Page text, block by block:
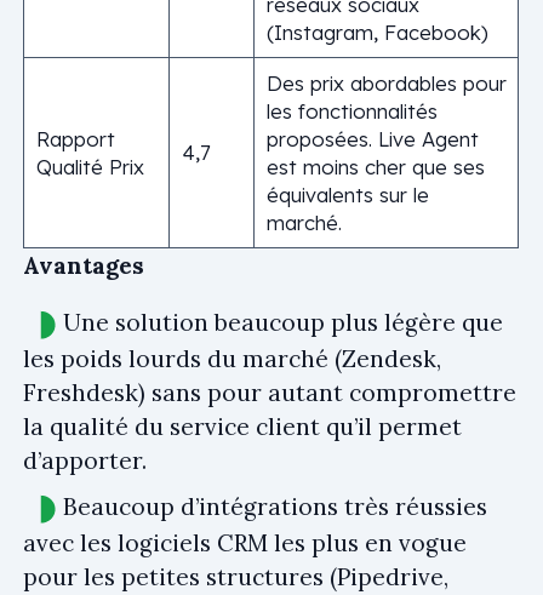
(Instagram, Facebook)
Rapport
Qualité Prix
4,7
Des prix abordables pour
les fonctionnalités
proposées. Live Agent
est moins cher que ses
équivalents sur le
marché.
Avantages
Une solution beaucoup plus légère que
les poids lourds du marché (Zendesk,
Freshdesk) sans pour autant compromettre
la qualité du service client qu’il permet
d’apporter.
Beaucoup d’intégrations très réussies
avec les logiciels CRM les plus en vogue
pour les petites structures (Pipedrive,